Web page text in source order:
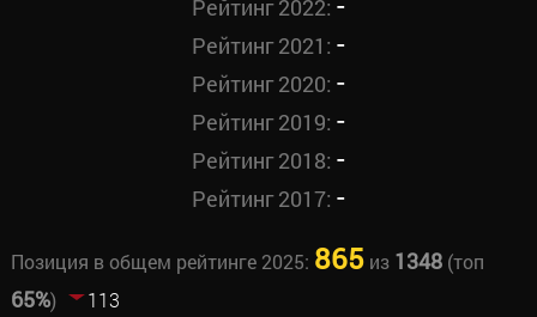
Рейтинг 2022:
Рейтинг 2021: -
Рейтинг 2020: -
Рейтинг 2019: -
Рейтинг 2018: -
Рейтинг 2017: -
Позиция в общем рейтинге 2025: 865из 1348(топ
65%)
113